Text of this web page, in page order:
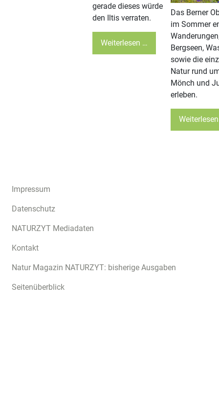
gerade dieses würde
den Iltis verraten.
Weiterlesen …
Das Berner
im Sommer
Bergseen,
sowie die
Natur rund
Mönch und
erleben.
Impressum
Datenschutz
NATURZYT Mediadaten
Kontakt
Natur Magazin NATURZYT: bisherige Ausgaben
Seitenüberblick